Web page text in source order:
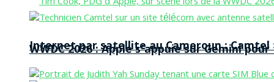
WWDC 2026 : Apple s’appuie sur Gemini
Internet par satellite au Cameroun :